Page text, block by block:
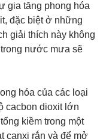
gia tăng phong hóa
đặc biệt ở những
giải thích này không
nước mưa sẽ
hóa của các loại
cacbon dioxit lớn
kiềm trong một
canxi rắn và để mở